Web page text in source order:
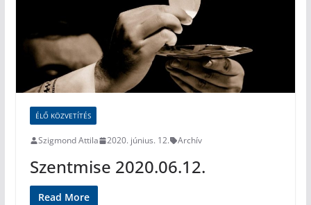
ÉLŐ KÖZVETÍTÉS
Szigmond Attila 2020. június. 12. Archív
Szentmise 2020.06.12.
Read More